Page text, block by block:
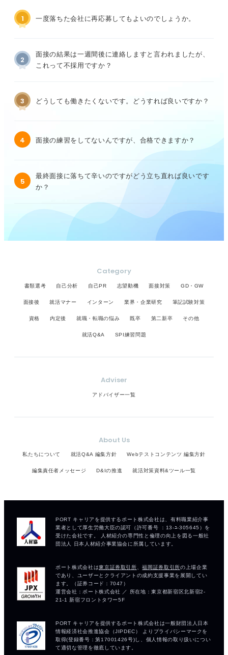
1 一度落ちた会社に再応募してもよいのでしょうか。
2
面接の結果は一週間後に連絡しますと言われましたが、
これって不採用ですか？
3 どうしても働きたくないです。どうすれば良いですか？
4 面接の練習をしてないんですが、合格できますか？
5
最終面接に落ちて辛いのですがどう立ち直れば良いです
か？
Category
書類選考 自己分析 自己PR 志望動機 面接対策 GD・GW
面接後 就活マナー インターン 業界・企業研究 筆記試験対策
資格 内定後 就職・転職の悩み 既卒 第二新卒 その他
就活Q&A SPI練習問題
Adviser
アドバイザー一覧
About Us
私たちについて 就活Q&A 編集方針 Webテストコンテンツ 編集方針
編集責任者メッセージ D&Iの推進 就活対策資料&ツール一覧